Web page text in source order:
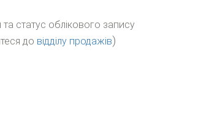
та статус облікового запису
до відділу продажів)